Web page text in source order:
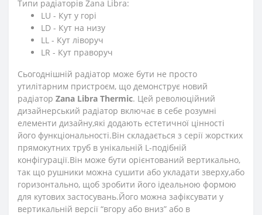
Типи радіаторів Zana Libra:
LU - Кут у горі
LD - Кут на низу
LL - Кут ліворуч
LR - Кут праворуч
Сьогоднішній радіатор може бути не просто
утилітарним пристроєм, що демонструє новий
радіатор Zana Libra Thermic. Цей революційний
дизайнерський радіатор включає в себе розумні
елементи дизайну,які додають естетичної цінності
його функціональності.Він складається з серії жорстких
прямокутних труб в унікальній L-подібній
конфігурації.Він може бути орієнтований вертикально,
так що рушники можна сушити або укладати зверху,або
горизонтально, щоб зробити його ідеальною формою
для кутових застосувань.Його можна зафіксувати у
вертикальній версії “вгору або вниз” або в